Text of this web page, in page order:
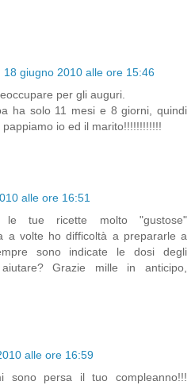
18 giugno 2010 alle ore 15:46
per gli auguri.
ha solo 11 mesi e 8 giorni, quindi
io ed il marito!!!!!!!!!!!!
alle ore 16:51
le tue ricette molto "gustose"
a volte ho difficoltà a prepararle a
sono indicate le dosi degli
Grazie mille in anticipo,
alle ore 16:59
sono persa il tuo compleanno!!!